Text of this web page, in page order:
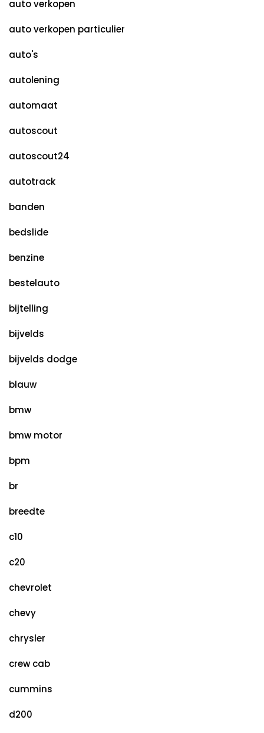
auto verkopen
auto verkopen particulier
auto's
autolening
automaat
autoscout
autoscout24
autotrack
banden
bedslide
benzine
bestelauto
bijtelling
bijvelds
bijvelds dodge
blauw
bmw
bmw motor
bpm
br
breedte
c10
c20
chevrolet
chevy
chrysler
crew cab
cummins
d200